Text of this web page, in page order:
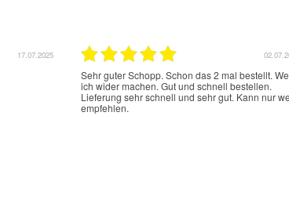
17.07.2025
Sehr guter Schopp. Schon das 2 mal bestellt.
ich wider machen. Gut und schnell bestellen.
Lieferung sehr schnell und sehr gut. Kann nur
empfehlen.